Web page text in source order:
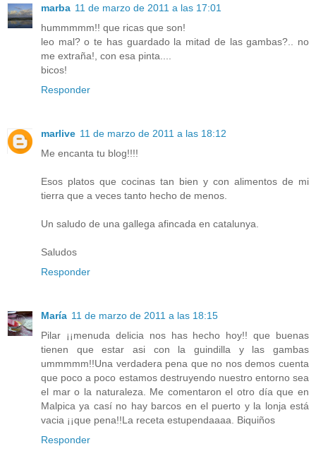
marba 11 de marzo de 2011 a las 17:01
hummmmm!! que ricas que son!
leo mal? o te has guardado la mitad de las gambas?.. no
me extraña!, con esa pinta....
bicos!
Responder
marlive 11 de marzo de 2011 a las 18:12
Me encanta tu blog!!!!
Esos platos que cocinas tan bien y con alimentos de mi
tierra que a veces tanto hecho de menos.
Un saludo de una gallega afincada en catalunya.
Saludos
Responder
María 11 de marzo de 2011 a las 18:15
Pilar ¡¡menuda delicia nos has hecho hoy!! que buenas
tienen que estar asi con la guindilla y las gambas
ummmmm!!Una verdadera pena que no nos demos cuenta
que poco a poco estamos destruyendo nuestro entorno sea
el mar o la naturaleza. Me comentaron el otro día que en
Malpica ya casí no hay barcos en el puerto y la lonja está
vacia ¡¡que pena!!La receta estupendaaaa. Biquiños
Responder